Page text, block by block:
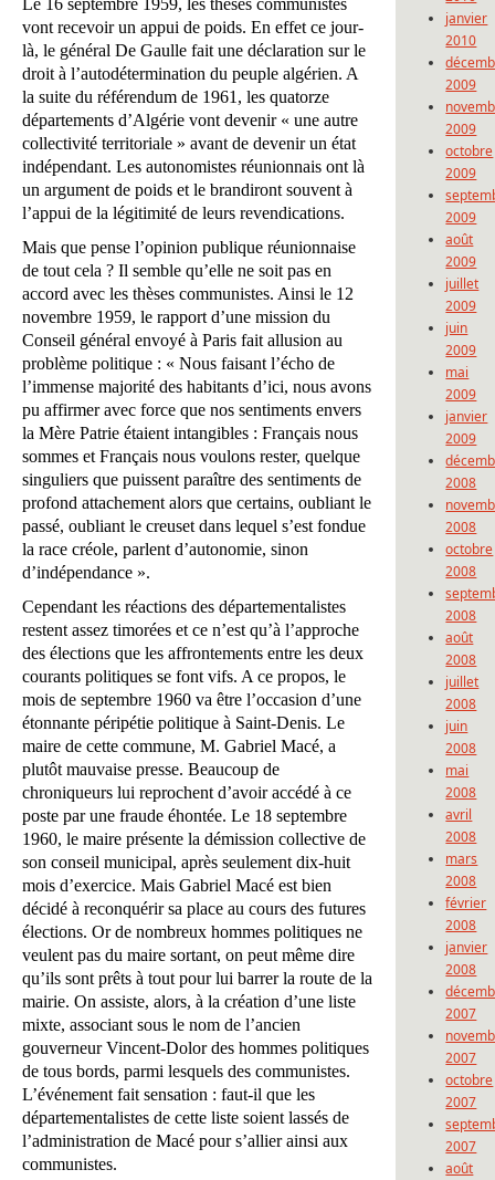
vont recevoir un appui de poids. En effet ce jour-
là, le général De Gaulle fait une déclaration sur le
droit à l’autodétermination du peuple algérien. A
la suite du référendum de 1961, les quatorze
départements d’Algérie vont devenir « une autre
collectivité territoriale » avant de devenir un état
indépendant. Les autonomistes réunionnais ont là
un argument de poids et le brandiront souvent à
l’appui de la légitimité de leurs revendications.
Mais que pense l’opinion publique réunionnaise
de tout cela ? Il semble qu’elle ne soit pas en
accord avec les thèses communistes. Ainsi le 12
novembre 1959, le rapport d’une mission du
Conseil général envoyé à Paris fait allusion au
problème politique : « Nous faisant l’écho de
l’immense majorité des habitants d’ici, nous avons
pu affirmer avec force que nos sentiments envers
la Mère Patrie étaient intangibles : Français nous
sommes et Français nous voulons rester, quelque
singuliers que puissent paraître des sentiments de
profond attachement alors que certains, oubliant le
passé, oubliant le creuset dans lequel s’est fondue
la race créole, parlent d’autonomie, sinon
d’indépendance ».
Cependant les réactions des départementalistes
restent assez timorées et ce n’est qu’à l’approche
des élections que les affrontements entre les deux
courants politiques se font vifs. A ce propos, le
mois de septembre 1960 va être l’occasion d’une
étonnante péripétie politique à Saint-Denis. Le
maire de cette commune, M. Gabriel Macé, a
plutôt mauvaise presse. Beaucoup de
chroniqueurs lui reprochent d’avoir accédé à ce
poste par une fraude éhontée. Le 18 septembre
1960, le maire présente la démission collective de
son conseil municipal, après seulement dix-huit
mois d’exercice. Mais Gabriel Macé est bien
décidé à reconquérir sa place au cours des futures
élections. Or de nombreux hommes politiques ne
veulent pas du maire sortant, on peut même dire
qu’ils sont prêts à tout pour lui barrer la route de la
mairie. On assiste, alors, à la création d’une liste
mixte, associant sous le nom de l’ancien
gouverneur Vincent-Dolor des hommes politiques
de tous bords, parmi lesquels des communistes.
L’événement fait sensation : faut-il que les
départementalistes de cette liste soient lassés de
l’administration de Macé pour s’allier ainsi aux
communistes.
janvier
2010
2009
2009
octobre
2009
2009
août
2009
juillet
2009
juin
2009
mai
2009
janvier
2009
2008
2008
octobre
2008
2008
août
2008
juillet
2008
juin
2008
mai
2008
avril
2008
mars
2008
février
2008
janvier
2008
2007
2007
octobre
2007
2007
août